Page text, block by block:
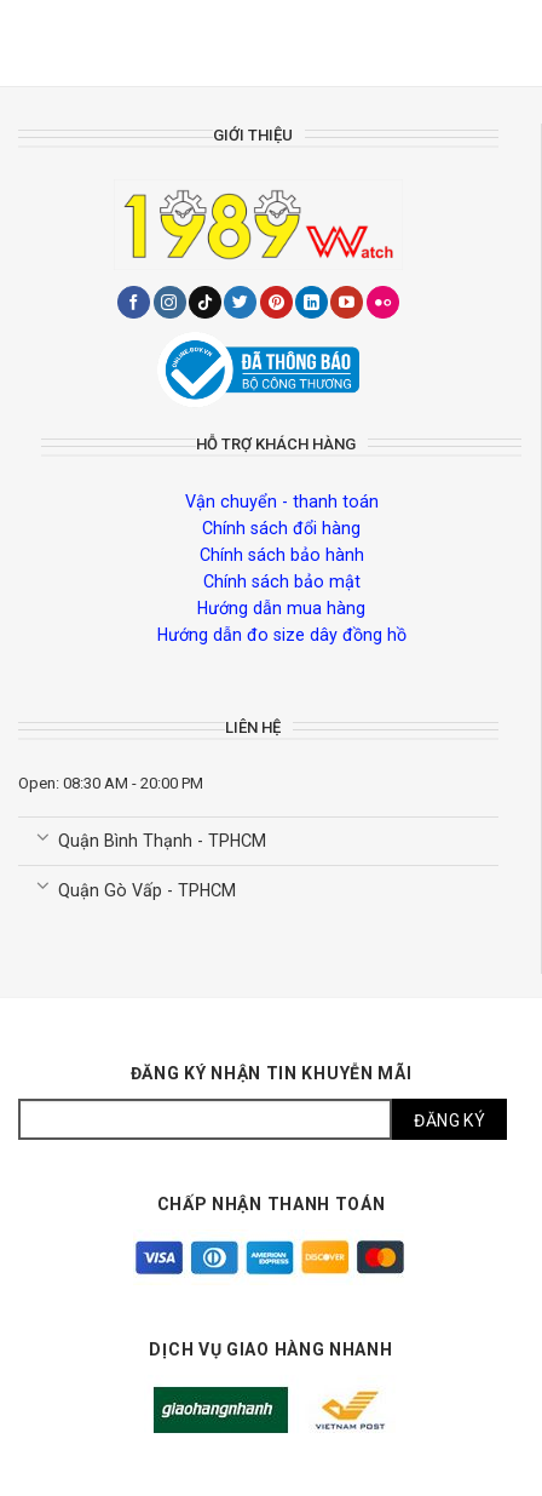
GIỚI THIỆU
HỖ TRỢ KHÁCH HÀNG
Vận chuyển - thanh toán
Chính sách đổi hàng
Chính sách bảo hành
Chính sách bảo mật
Hướng dẫn mua hàng
Hướng dẫn đo size dây đồng hồ
LIÊN HỆ
Open: 08:30 AM - 20:00 PM
Quận Bình Thạnh - TPHCM
Quận Gò Vấp - TPHCM
ĐĂNG KÝ NHẬN TIN KHUYỄN MÃI
CHẤP NHẬN THANH TOÁN
DỊCH VỤ GIAO HÀNG NHANH